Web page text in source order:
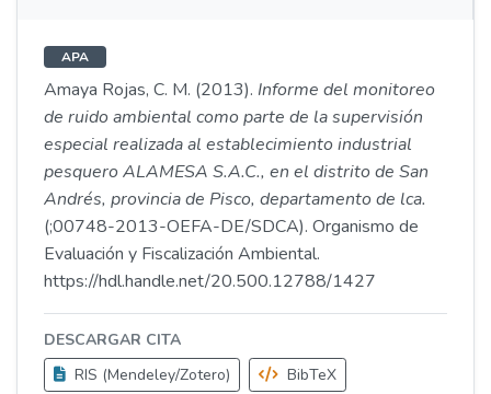
APA
Amaya Rojas, C. M. (2013). Informe del monitoreo
de ruido ambiental como parte de la supervisión
especial realizada al establecimiento industrial
pesquero ALAMESA S.A.C., en el distrito de San
Andrés, provincia de Pisco, departamento de lca.
(;00748-2013-OEFA-DE/SDCA). Organismo de
Evaluación y Fiscalización Ambiental.
https://hdl.handle.net/20.500.12788/1427
DESCARGAR CITA
RIS (Mendeley/Zotero)
BibTeX